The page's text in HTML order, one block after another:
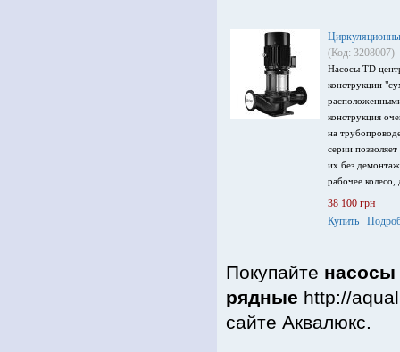
(Код: 3208007)
Насосы TD
конструкции
конструкция
на
серии
их без
рабочее колесо,
максимальный
напряжение
38 100 грн
Купить
Покупайте насосы
рядные http://
сайте Аквалюкс.